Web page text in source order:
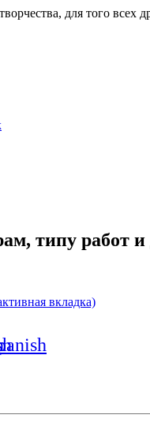
для того
типу работ и
вкладка)